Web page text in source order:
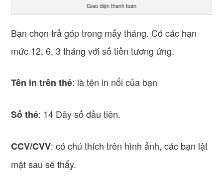
Giao diện thanh toán
Bạn chọn trả góp trong mấy tháng. Có các hạn
mức 12, 6, 3 tháng với số tiền tương ứng.
Tên in trên thẻ: là tên in nổi của bạn
Số thẻ: 14 Dãy số đầu tiên.
CCV/CVV: có chú thích trên hình ảnh, các bạn lật
mặt sau sẽ thấy.